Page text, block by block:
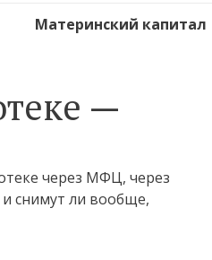
Материнский капитал
—
через МФЦ, через
снимут ли вообще,